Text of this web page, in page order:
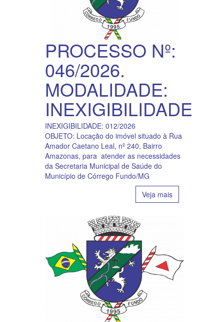
PROCESSO Nº:
046/2026.
MODALIDADE:
INEXIGIBILIDADE
INEXIGIBILIDADE: 012/2026
OBJETO: Locação do imóvel situado à Rua
Amador Caetano Leal, nº 240, Bairro
Amazonas, para atender as necessidades
da Secretaria Municipal de Saúde do
Município de Córrego Fundo/MG
Veja mais